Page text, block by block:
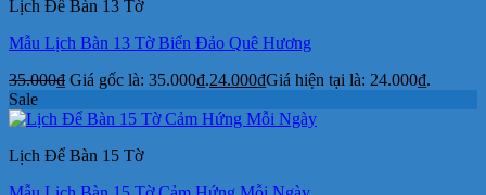
Lịch Để Bàn 13 Tờ
Mẫu Lịch Bàn 13 Tờ Biển Đảo Quê Hương
35.000₫ Giá gốc là: 35.000₫.24.000₫Giá hiện tại là: 24.000₫.
Sale
Lịch Để Bàn 15 Tờ